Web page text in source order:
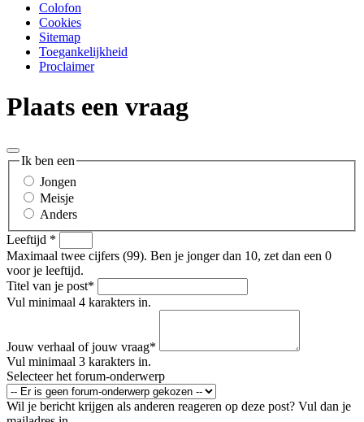
Colofon
Cookies
Sitemap
Toegankelijkheid
Proclaimer
Plaats een vraag
Ik ben een
Jongen
Meisje
Anders
Leeftijd *
Maximaal twee cijfers (99). Ben je jonger dan 10, zet dan een 0
voor je leeftijd.
Titel van je post*
Vul minimaal 4 karakters in.
Jouw verhaal of jouw vraag*
Vul minimaal 3 karakters in.
Selecteer het forum-onderwerp
Wil je bericht krijgen als anderen reageren op deze post? Vul dan je